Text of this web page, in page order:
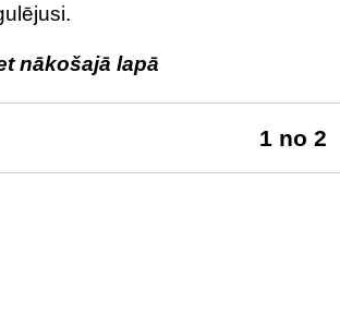
nākošajā lapā
1 no 2